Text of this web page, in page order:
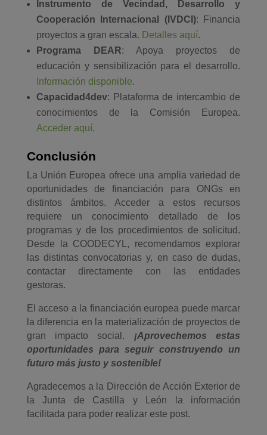
Instrumento de Vecindad, Desarrollo y
Cooperación Internacional (IVDCI): Financia
proyectos a gran escala. Detalles aquí.
Programa DEAR: Apoya proyectos de
educación y sensibilización para el desarrollo.
Información disponible.
Capacidad4dev: Plataforma de intercambio de
conocimientos de la Comisión Europea.
Acceder aquí.
Conclusión
La Unión Europea ofrece una amplia variedad de
oportunidades de financiación para ONGs en
distintos ámbitos. Acceder a estos recursos
requiere un conocimiento detallado de los
programas y de los procedimientos de solicitud.
Desde la COODECYL, recomendamos explorar
las distintas convocatorias y, en caso de dudas,
contactar directamente con las entidades
gestoras.
El acceso a la financiación europea puede marcar
la diferencia en la materialización de proyectos de
gran impacto social. ¡Aprovechemos estas
oportunidades para seguir construyendo un
futuro más justo y sostenible!
Agradecemos a la Dirección de Acción Exterior de
la Junta de Castilla y León la información
facilitada para poder realizar este post.